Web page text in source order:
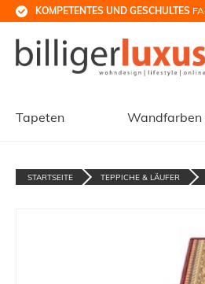
KOMPETENTES UND GESCHULTES
Tapeten Wandfarben
STARTSEITE TEPPICHE & LÄUFER